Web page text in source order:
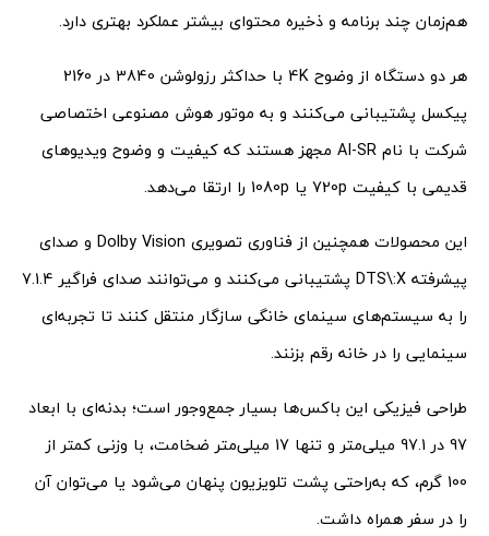
هم‌زمان چند برنامه و ذخیره محتوای بیشتر عملکرد بهتری دارد.
هر دو دستگاه از وضوح 4K با حداکثر رزولوشن 3840 در 2160
پیکسل پشتیبانی می‌کنند و به موتور هوش مصنوعی اختصاصی
شرکت با نام AI-SR مجهز هستند که کیفیت و وضوح ویدیوهای
قدیمی با کیفیت 720p یا 1080p را ارتقا می‌دهد.
این محصولات همچنین از فناوری تصویری Dolby Vision و صدای
پیشرفته DTS\:X پشتیبانی می‌کنند و می‌توانند صدای فراگیر 7.1.4
را به سیستم‌های سینمای خانگی سازگار منتقل کنند تا تجربه‌ای
سینمایی را در خانه رقم بزنند.
طراحی فیزیکی این باکس‌ها بسیار جمع‌وجور است؛ بدنه‌ای با ابعاد
97 در 97.1 میلی‌متر و تنها 17 میلی‌متر ضخامت، با وزنی کمتر از
100 گرم، که به‌راحتی پشت تلویزیون پنهان می‌شود یا می‌توان آن
را در سفر همراه داشت.